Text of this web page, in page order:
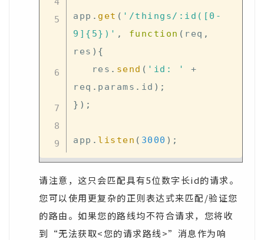
app . get ( '/things/:id([0-
9]{5})' , function ( req ,
res ) {
   res
. send ( 'id: '
+
req . params . id ) ;
} ) ;
app . listen ( 3000 ) ;
请注意，这只会匹配具有5位数字长id的请求。
您可以使用更复杂的正则表达式来匹配/验证您
的路由。如果您的路线均不符合请求，您将收
到“无法获取<您的请求路线>”消息作为响